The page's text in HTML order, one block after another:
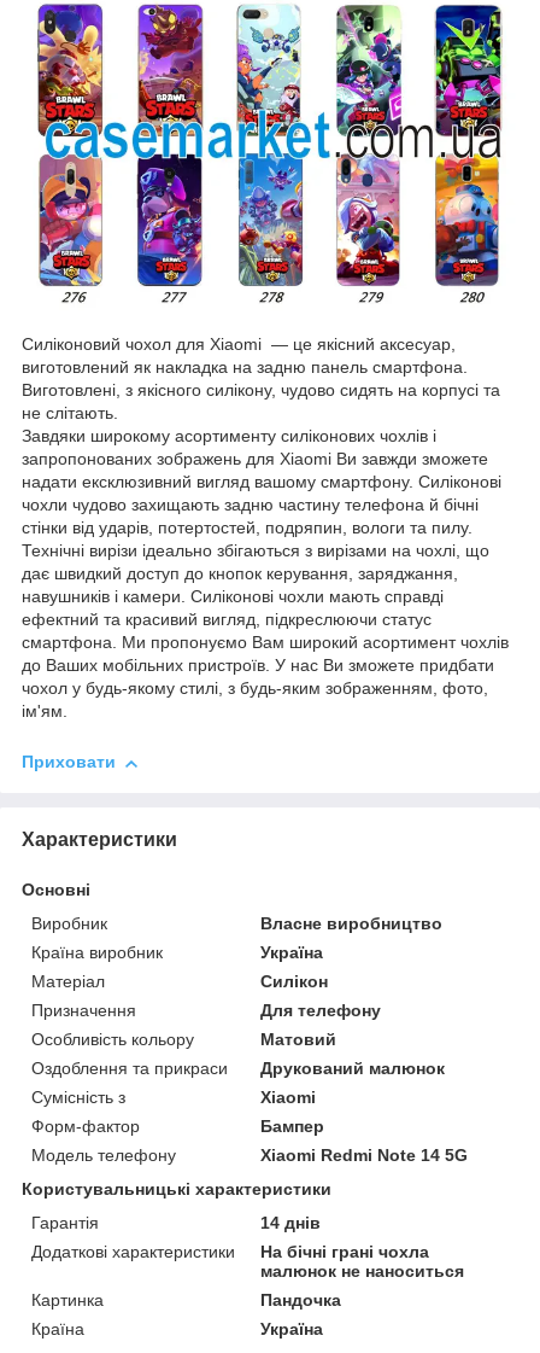
Силіконовий чохол для Xiaomi — це якісний аксесуар,
виготовлений як накладка на задню панель смартфона.
Виготовлені, з якісного силікону, чудово сидять на корпусі та
не слітають.
Завдяки широкому асортименту силіконових чохлів і
запропонованих зображень для Xiaomi Ви завжди зможете
надати ексклюзивний вигляд вашому смартфону. Силіконові
чохли чудово захищають задню частину телефона й бічні
стінки від ударів, потертостей, подряпин, вологи та пилу.
Технічні вирізи ідеально збігаються з вирізами на чохлі, що
дає швидкий доступ до кнопок керування, заряджання,
навушників і камери. Силіконові чохли мають справді
ефектний та красивий вигляд, підкреслюючи статус
смартфона. Ми пропонуємо Вам широкий асортимент чохлів
до Ваших мобільних пристроїв. У нас Ви зможете придбати
чохол у будь-якому стилі, з будь-яким зображенням, фото,
ім'ям.
Приховати
Характеристики
Основні
Виробник
Власне виробництво
Країна виробник
Україна
Матеріал
Силікон
Призначення
Для телефону
Особливість кольору
Матовий
Оздоблення та прикраси
Друкований малюнок
Сумісність з
Xiaomi
Форм-фактор
Бампер
Модель телефону
Xiaomi Redmi Note 14 5G
Користувальницькі характеристики
Гарантія
14 днів
Додаткові характеристики
На бічні грані чохла
малюнок не наноситься
Картинка
Пандочка
Країна
Україна